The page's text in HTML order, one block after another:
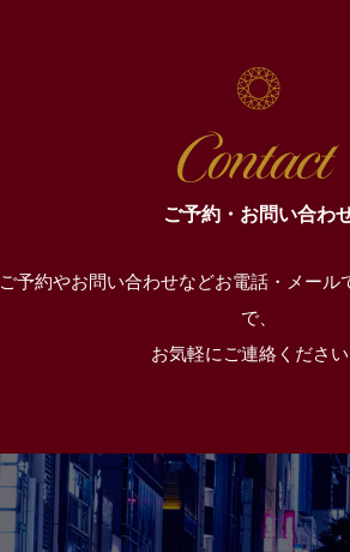
ご予約・お問い合わ
ご予約やお問い合わせなどお電話・メール
で、
お気軽にご連絡ください